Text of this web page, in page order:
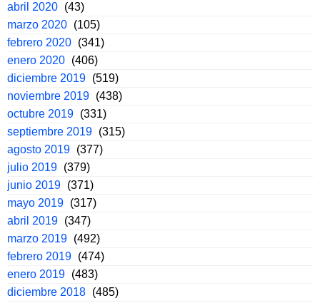
abril 2020 (43)
marzo 2020 (105)
febrero 2020 (341)
enero 2020 (406)
diciembre 2019 (519)
noviembre 2019 (438)
octubre 2019 (331)
septiembre 2019 (315)
agosto 2019 (377)
julio 2019 (379)
junio 2019 (371)
mayo 2019 (317)
abril 2019 (347)
marzo 2019 (492)
febrero 2019 (474)
enero 2019 (483)
diciembre 2018 (485)